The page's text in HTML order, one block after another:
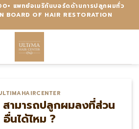
แพทย์อเมริกันบอร์ดด้านการปลูกผมทั่ว
BOARD OF HAIR RESTORATION
สามารถปลูกผมลงที่ส่วน
อื่นได้ไหม ?